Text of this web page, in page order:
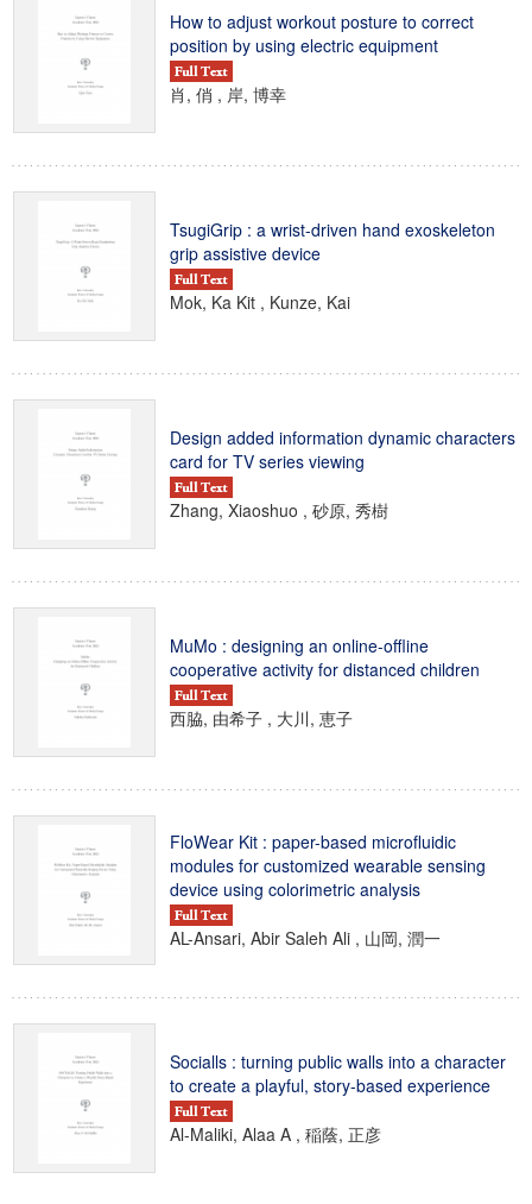
How to adjust workout posture to correct
position by using electric equipment
肖, 俏 , 岸, 博幸
TsugiGrip : a wrist-driven hand exoskeleton
grip assistive device
Mok, Ka Kit , Kunze, Kai
Design added information dynamic characters
card for TV series viewing
Zhang, Xiaoshuo , 砂原, 秀樹
MuMo : designing an online-offline
cooperative activity for distanced children
西脇, 由希子 , 大川, 恵子
FloWear Kit : paper-based microfluidic
modules for customized wearable sensing
device using colorimetric analysis
AL-Ansari, Abir Saleh Ali , 山岡, 潤一
Socialls : turning public walls into a character
to create a playful, story-based experience
Al-Maliki, Alaa A , 稲蔭, 正彦